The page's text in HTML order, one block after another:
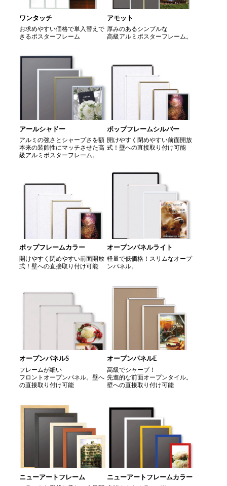
ワンタッチ
お求めやすい価格で単入替えで
きるポスターフレーム
アモット
厚みのあるシンプルな
高級アルミポスターフレーム。
アールシャドー
アルミの強さとシャープさを額
本来の装飾性にマッチさせた高
級アルミポスターフレーム。
ポップフレームシルバー
開けやすく閉めやすい前面開放
式！壁への直接取り付け可能
ポップフレームカラー
開けやすく閉めやすい前面開放
式！壁への直接取り付け可能
オープンパネルライト
軽量で低価格！スリムなオープ
ンパネル。
オープンパネルS
フレームが細い
フロントオープンパネル。壁へ
の直接取り付け可能
オープンパネルE
高級でシャープ！
先進的な前面オープンタイル。
壁への直接取り付け可能
ニューアートフレーム ニューアートフレームカラー